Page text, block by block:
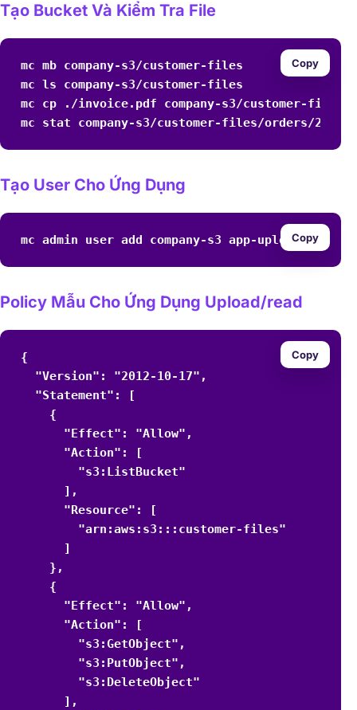
Tạo Bucket Và Kiểm Tra File
mc mb company-s3/customer-files
mc ls company-s3/customer-files
mc cp ./invoice.pdf company-s3/customer-files/
mc stat company-s3/customer-files/orders/
Copy
Tạo User Cho Ứng Dụng
mc admin user add company-s3 app-uploader Copy
Policy Mẫu Cho Ứng Dụng Upload/read
{
  "Version": "2012-10-17",
  "Statement": [
    {
      "Effect": "Allow",
      "Action": [
        "s3:ListBucket"
      ],
      "Resource": [
        "arn:aws:s3:::customer-files"
      ]
    },
    {
      "Effect": "Allow",
      "Action": [
        "s3:GetObject",
        "s3:PutObject",
        "s3:DeleteObject"
      ],
Copy